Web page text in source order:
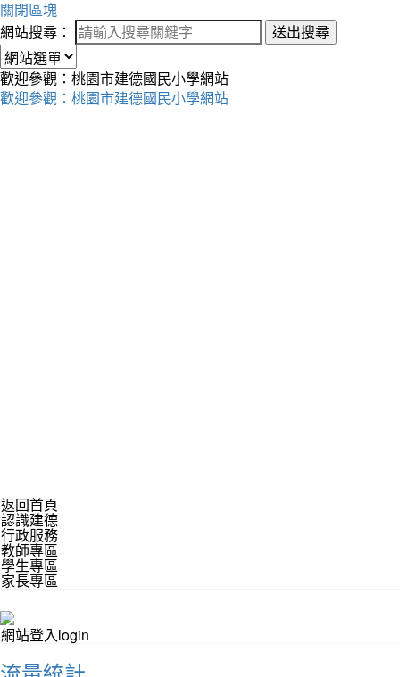
關閉區塊
網站搜尋：
送出搜尋
歡迎參觀：桃園市建德國民小學網站
歡迎參觀：桃園市建德國民小學網站
返回首頁
認識建德
行政服務
教師專區
學生專區
家長專區
網站登入login